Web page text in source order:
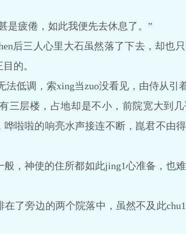
疲倦，如此我便先去休息了。”
后三人心里大石虽然落了下去，却也
的。
低调，索xing当zuo没看见，由侍从引着
层楼，占地却是不小，前院宽大到几
啦啦的响亮水声接连不断，崑君不由
神使的住所都如此jing1心准备，也
旁边的两个院落中，虽然不及此